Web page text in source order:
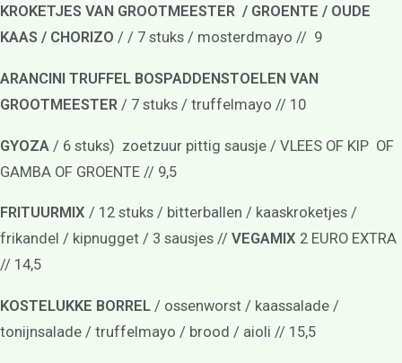
KROKETJES VAN GROOTMEESTER / GROENTE / OUDE
KAAS / CHORIZO / / 7 stuks / mosterdmayo // 9
ARANCINI TRUFFEL BOSPADDENSTOELEN VAN
GROOTMEESTER / 7 stuks / truffelmayo // 10
GYOZA / 6 stuks) zoetzuur pittig sausje / VLEES OF KIP OF
GAMBA OF GROENTE // 9,5
FRITUURMIX / 12 stuks / bitterballen / kaaskroketjes /
frikandel / kipnugget / 3 sausjes // VEGAMIX 2 EURO EXTRA
// 14,5
KOSTELUKKE BORREL / ossenworst / kaassalade /
tonijnsalade / truffelmayo / brood / aioli // 15,5